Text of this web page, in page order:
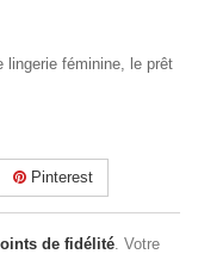
lingerie féminine, le prêt
Pinterest
de fidélité. Votre